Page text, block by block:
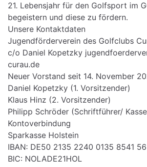
21. Lebensjahr für den Golfsport im
begeistern und diese zu fördern.
Unsere Kontaktdaten
Jugendförderverein des Golfclubs
c/o Daniel Kopetzky
curau.de
Neuer Vorstand seit 14. November
Daniel Kopetzky (1. Vorsitzender)
Klaus Hinz (2. Vorsitzender)
Philipp Schröder (Schriftführer/
Kontoverbindung
Sparkasse Holstein
IBAN: DE50 2135 2240 0135 8541 56
BIC: NOLADE21HOL